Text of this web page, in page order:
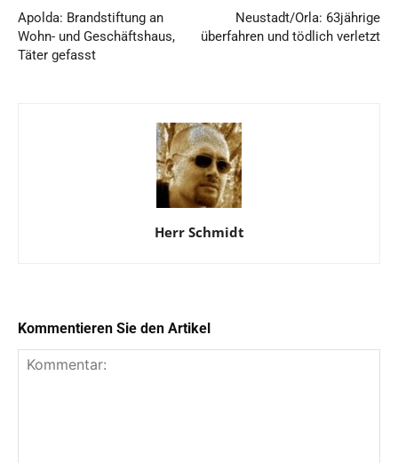
Apolda: Brandstiftung an
Wohn- und Geschäftshaus,
Täter gefasst
Neustadt/Orla: 63jährige
überfahren und tödlich verletzt
Herr Schmidt
Kommentieren Sie den Artikel